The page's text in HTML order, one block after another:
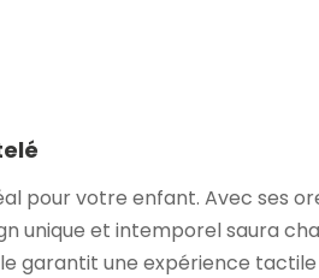
pour votre enfant. Avec ses
unique et intemporel saura
garantit une expérience